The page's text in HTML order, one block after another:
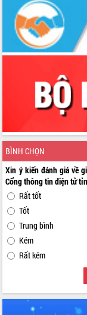
BÌNH CHỌN
Xin ý kiến đánh giá về
Cổng thông tin điện tử
Rất tốt
Tốt
Trung bình
Kém
Rất kém